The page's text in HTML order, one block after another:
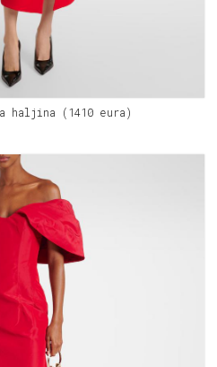
haljina (1410 eura)